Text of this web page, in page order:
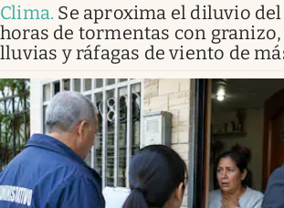
Clima. Se aproxima el diluvio
horas de tormentas con
lluvias y ráfagas de viento de